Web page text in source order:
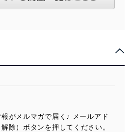
がメルマガで届く♪ メールアド
除）ボタンを押してください。